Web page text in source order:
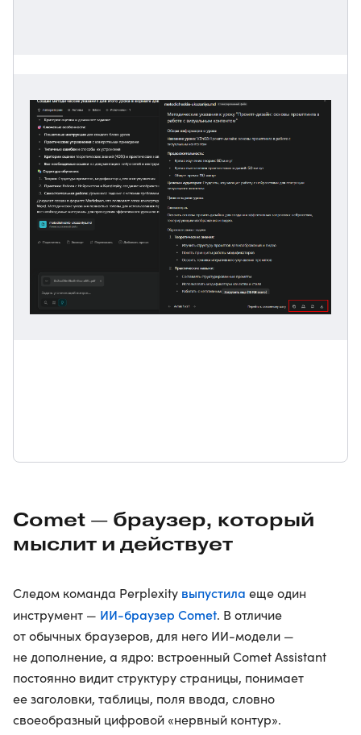
Comet — браузер, который
мыслит и действует
Следом команда Perplexity выпустила еще один
инструмент — ИИ-браузер Comet. В отличие
от обычных браузеров, для него ИИ-модели —
не дополнение, а ядро: встроенный Comet Assistant
постоянно видит структуру страницы, понимает
ее заголовки, таблицы, поля ввода, словно
своеобразный цифровой «нервный контур».